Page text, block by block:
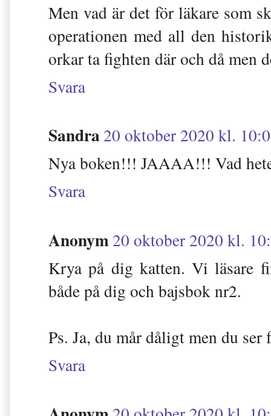
Men vad är det för läkare som
operationen med all den
orkar ta fighten där och då men
Svara
Sandra20 oktober 2020 kl.
Nya boken!!! JAAAA!!! Vad
Svara
Anonym20 oktober 2020 kl.
Krya på dig katten. Vi läsare
både på dig och bajsbok nr2.
Ps. Ja, du mår dåligt men du
Svara